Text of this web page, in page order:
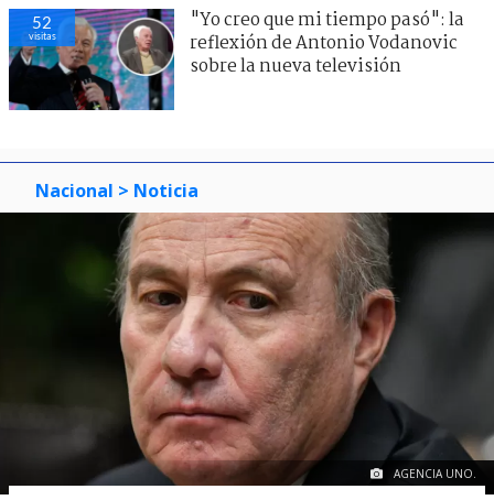
52
visitas
"Yo creo que mi tiempo pasó": la
reflexión de Antonio Vodanovic
sobre la nueva televisión
Nacional > Noticia
AGENCIA UNO.